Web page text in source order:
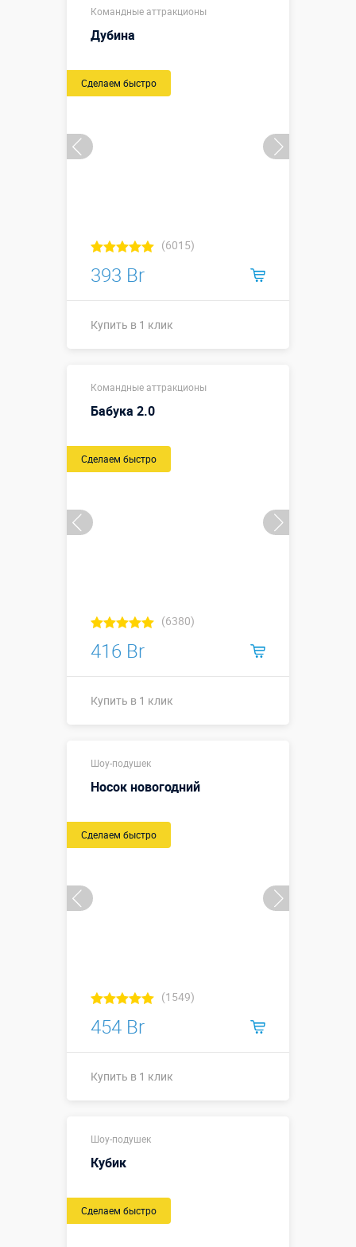
Размеры, м:
м, высота
Купить в 1 клик
Командные аттракционы
Дубина
Сделаем быстро
(6015)
393 Br
Купить в 1 клик
Больше деталей →
Купить в 1 клик
Командные аттракционы
Бабука 2.0
Сделаем быстро
(6380)
416 Br
Купить в 1 клик
Шоу-подушек
Носок новогодний
Сделаем быстро
(1549)
454 Br
Купить в 1 клик
Шоу-подушек
Кубик
Сделаем быстро